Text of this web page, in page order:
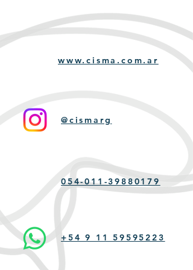
www.cisma.com.ar
@cismarg
054-011-39880179
+54 9 11 59595223